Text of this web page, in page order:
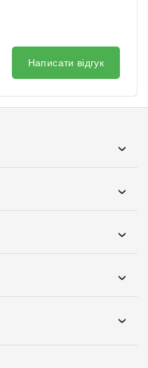
Написати відгук